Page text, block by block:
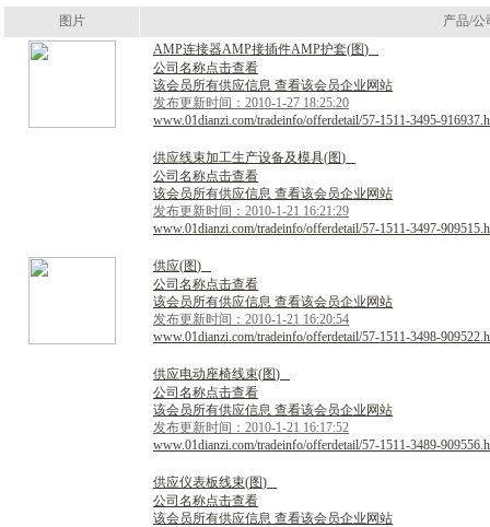
图片
产品/公
AMP连接器AMP接插件AMP护套(图)
公司名称点击查看
该会员所有供应信息 查看该会员企业网站
发布更新时间：2010-1-27 18:25:20
www.01dianzi.com/tradeinfo/offerdetail/57-1511-3495-
供应线束加工生产设备及模具(图)
公司名称点击查看
该会员所有供应信息 查看该会员企业网站
发布更新时间：2010-1-21 16:21:29
www.01dianzi.com/tradeinfo/offerdetail/57-1511-3497-
供应(图)
公司名称点击查看
该会员所有供应信息 查看该会员企业网站
发布更新时间：2010-1-21 16:20:54
www.01dianzi.com/tradeinfo/offerdetail/57-1511-3498-
供应电动座椅线束(图)
公司名称点击查看
该会员所有供应信息 查看该会员企业网站
发布更新时间：2010-1-21 16:17:52
www.01dianzi.com/tradeinfo/offerdetail/57-1511-3489-
供应仪表板线束(图)
公司名称点击查看
该会员所有供应信息 查看该会员企业网站